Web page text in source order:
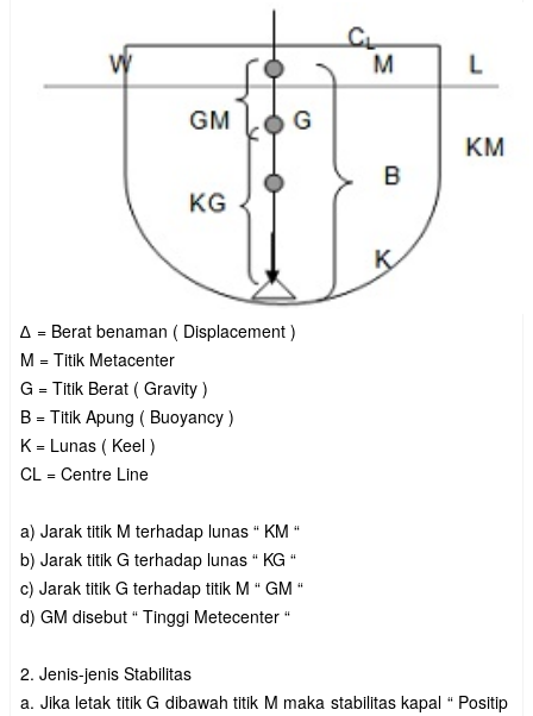
∆ = Berat benaman ( Displacement )
M = Titik Metacenter
G = Titik Berat ( Gravity )
B = Titik Apung ( Buoyancy )
K = Lunas ( Keel )
CL = Centre Line
a) Jarak titik M terhadap lunas “ KM “
b) Jarak titik G terhadap lunas “ KG “
c) Jarak titik G terhadap titik M “ GM “
d) GM disebut “ Tinggi Metecenter “
2. Jenis-jenis Stabilitas
a. Jika letak titik G dibawah titik M maka stabilitas kapal “ Positip